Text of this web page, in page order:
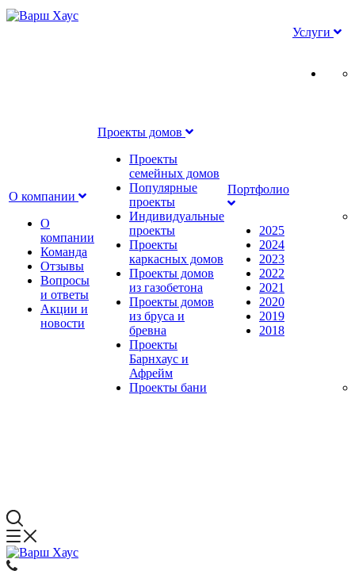
О компании
О
компании
Команда
Отзывы
Вопросы
и ответы
Акции и
новости
Проекты домов
Проекты
семейных домов
Популярные
проекты
Индивидуальные
проекты
Проекты
каркасных домов
Проекты домов
из газобетона
Проекты домов
из бруса и
бревна
Проекты
Барнхаус и
Афрейм
Проекты бани
Портфолио
2025
2024
2023
2022
2021
2020
2019
2018
Услуги